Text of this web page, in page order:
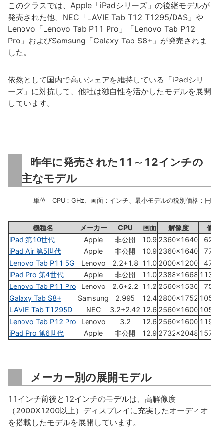
このクラスでは、Apple「iPadシリーズ」の後継モデルが
発売された他、NEC「LAVIE Tab T12 T1295/DAS」や
Lenovo「Lenovo Tab P11 Pro」「Lenovo Tab P12
Pro」およびSamsung「Galaxy Tab S8+」が発売されま
した。
依然として国内で高いシェアを維持している「iPadシリ
ーズ」に対抗して、他社は独自性を活かしたモデルを展開
しています。
昨年に発売された11～12インチの
主なモデル
単位 CPU：GHz、画面：インチ、最小モデルの税別価格：円
機種名 メーカー CPU 画面 解像度
価
iPad 第10世代
Apple 非公開 10.9 2360×1640
iPad Air 第5世代
Apple 非公開 10.9 2360×1640
Lenovo Tab P11 5G
Lenovo 2.2+1.8 11.0 2000×1200
iPad Pro 第4世代
Apple 非公開 11.0 2388×1668
Lenovo Tab P11 Pro
Lenovo 2.6+2.2 11.2 2560×1536
Galaxy Tab S8+
Samsung 2.995 12.4 2800×1752
LAVIE Tab T1295D
NEC 3.2+2.42 12.6 2560×1600
Lenovo Tab P12 Pro
Lenovo 3.2 12.6 2560×1600
iPad Pro 第6世代
Apple 非公開 12.9 2732×2048
メーカー別の展開モデル
11インチ前後と12インチのモデルは、高解像度
（2000X1200以上）ディスプレイに充実したオーディオ
を搭載したモデルを展開しています。